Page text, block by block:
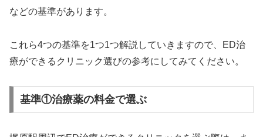
などの基準があります。
これら4つの基準を1つ1つ解説していきますので、ED治
療ができるクリニック選びの参考にしてみてください。
基準①治療薬の料金で選ぶ